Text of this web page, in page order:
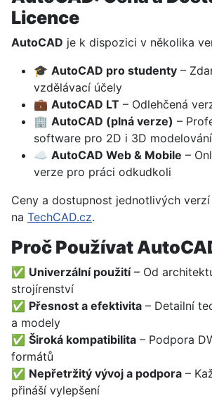
Licence
AutoCAD je k dispozici v několika
🎓 AutoCAD pro studenty –
vzdělávací účely
💼 AutoCAD LT – Odlehčená
🏢 AutoCAD (plná verze) –
software pro 2D i 3D modelování
☁️ AutoCAD Web & Mobile –
verze pro práci odkudkoli
Ceny a dostupnost jednotlivých
na TechCAD.cz.
Proč Používat
✅ Univerzální použití– Od
strojírenství
✅ Přesnost a efektivita – Detailní
a modely
✅ Široká kompatibilita – Podpora
formátů
✅ Nepřetržitý vývoj a podpora –
přináší vylepšení